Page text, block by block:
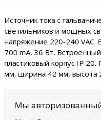
Источник тока с
светильников и мощных
напряжение 220-240
700 mА, 36 Вт.
пластиковый корпус IP
мм, ширина 42 мм, высота
Мы